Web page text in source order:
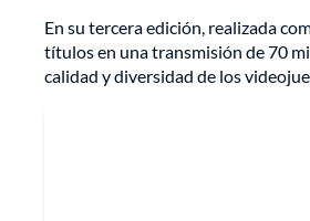
En su tercera edición, realizada
títulos en una transmisión de 70
calidad y diversidad de los